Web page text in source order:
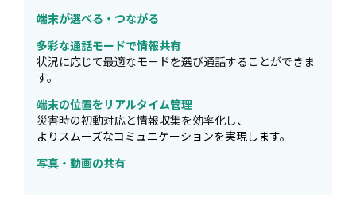
端末が選べる・つながる
多彩な通話モードで情報共有
状況に応じて最適なモードを選び通話することができま
す。
端末の位置をリアルタイム管理
災害時の初動対応と情報収集を効率化し、
よりスムーズなコミュニケーションを実現します。
写真・動画の共有